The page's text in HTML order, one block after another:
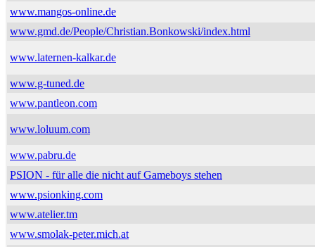
www.mangos-online.de
www.gmd.de/People/Christian.Bonkowski/index.html
www.laternen-kalkar.de
www.g-tuned.de
www.pantleon.com
www.loluum.com
www.pabru.de
PSION - für alle die nicht auf Gameboys stehen
www.psionking.com
www.atelier.tm
www.smolak-peter.mich.at